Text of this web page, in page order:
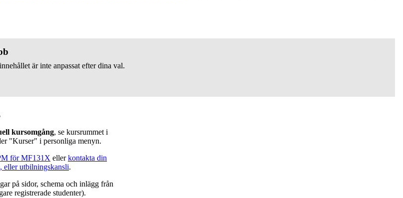
är inte anpassat efter dina val.
kursomgång, se kursrummet i
"Kurser" i personliga menyn.
för MF131X ellerkontakta din
eller utbilningskansli.
på sidor, schema och inlägg från
registrerade studenter).